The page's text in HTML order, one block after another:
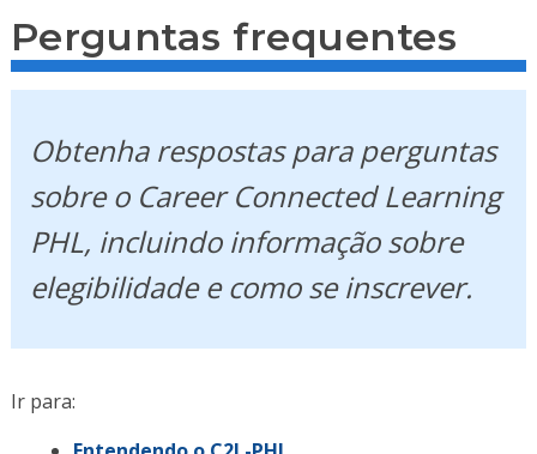
Perguntas frequentes
Obtenha respostas para perguntas
sobre o Career Connected Learning
PHL, incluindo informação sobre
elegibilidade e como se inscrever.
Ir para: